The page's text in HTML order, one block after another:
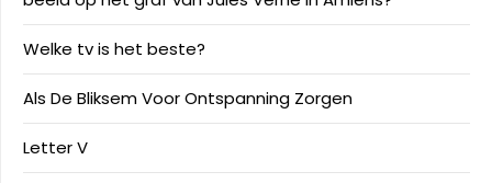
Welke tv is het beste?
Als De Bliksem Voor Ontspanning Zorgen
Letter V